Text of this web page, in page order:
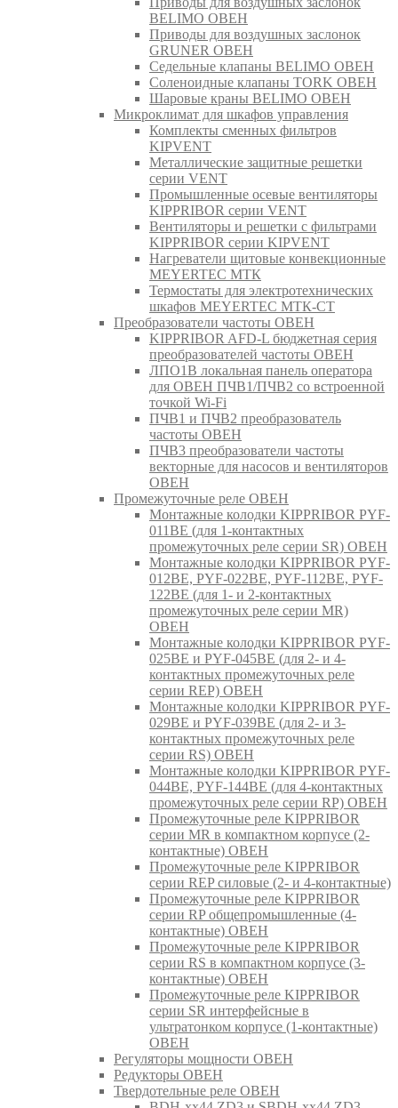
BELIMO ОВЕН
Приводы для воздушных заслонок
GRUNER ОВЕН
Седельные клапаны BELIMO ОВЕН
Соленоидные клапаны TORK ОВЕН
Шаровые краны BELIMO ОВЕН
Микроклимат для шкафов управления
Комплекты сменных фильтров
KIPVENT
Металлические защитные решетки
серии VENT
Промышленные осевые вентиляторы
KIPPRIBOR серии VENT
Вентиляторы и решетки с фильтрами
KIPPRIBOR серии KIPVENT
Нагреватели щитовые конвекционные
MEYERTEC МТК
Термостаты для электротехнических
шкафов MEYERTEC МТК-СТ
Преобразователи частоты ОВЕН
KIPPRIBOR AFD-L бюджетная серия
преобразователей частоты ОВЕН
ЛПО1В локальная панель оператора
для ОВЕН ПЧВ1/ПЧВ2 со встроенной
точкой Wi-Fi
ПЧВ1 и ПЧВ2 преобразователь
частоты ОВЕН
ПЧВ3 преобразователи частоты
векторные для насосов и вентиляторов
ОВЕН
Промежуточные реле ОВЕН
Монтажные колодки KIPPRIBOR PYF-
011BE (для 1-контактных
промежуточных реле серии SR) ОВЕН
Монтажные колодки KIPPRIBOR PYF-
012BE, PYF-022BE, PYF-112BE, PYF-
122BE (для 1- и 2-контактных
промежуточных реле серии MR)
ОВЕН
Монтажные колодки KIPPRIBOR PYF-
025BE и PYF-045BE (для 2- и 4-
контактных промежуточных реле
серии REP) ОВЕН
Монтажные колодки KIPPRIBOR PYF-
029BE и PYF-039BE (для 2- и 3-
контактных промежуточных реле
серии RS) ОВЕН
Монтажные колодки KIPPRIBOR PYF-
044BE, PYF-144BE (для 4-контактных
промежуточных реле серии RP) ОВЕН
Промежуточные реле KIPPRIBOR
серии MR в компактном корпусе (2-
контактные) ОВЕН
Промежуточные реле KIPPRIBOR
серии REP силовые (2- и 4-контактные)
Промежуточные реле KIPPRIBOR
серии RP общепромышленные (4-
контактные) ОВЕН
Промежуточные реле KIPPRIBOR
серии RS в компактном корпусе (3-
контактные) ОВЕН
Промежуточные реле KIPPRIBOR
серии SR интерфейсные в
ультратонком корпусе (1-контактные)
ОВЕН
Регуляторы мощности ОВЕН
Редукторы ОВЕН
Твердотельные реле ОВЕН